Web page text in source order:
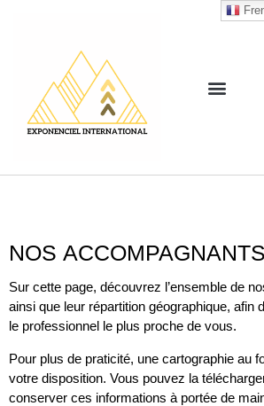
NOS ACCOMPAGNANTS
Sur cette page, découvrez l’ensemble de
ainsi que leur répartition géographique, afin
le professionnel le plus proche de vous.
Pour plus de praticité, une cartographie au
votre disposition. Vous pouvez la
conserver ces informations à portée de